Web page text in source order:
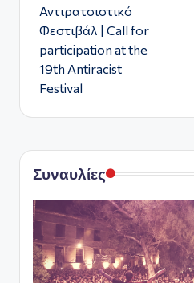
Αντιρατσιστικό
Φεστιβάλ | Call for
participation at the
19th Antiracist
Festival
Συναυλίες